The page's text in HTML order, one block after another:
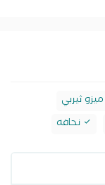
ميزو ثيربي
نحافه